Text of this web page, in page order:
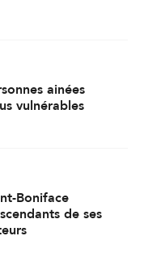
ainées
vulnérables
Boniface
de ses